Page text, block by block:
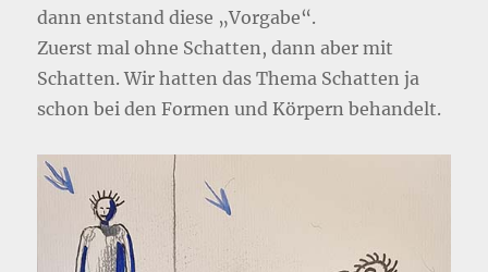
dann entstand diese „Vorgabe“.
Zuerst mal ohne Schatten, dann aber mit
Schatten. Wir hatten das Thema Schatten ja
schon bei den Formen und Körpern behandelt.